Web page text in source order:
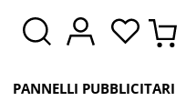
PANNELLI PUBBLICITARI